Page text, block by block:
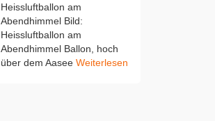
Heissluftballon am
Abendhimmel Bild:
Heissluftballon am
Abendhimmel Ballon, hoch
über dem Aasee Weiterlesen